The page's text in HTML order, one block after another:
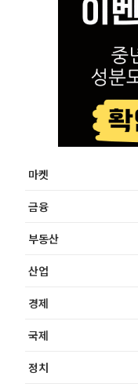
마켓
금융
부동산
산업
경제
국제
정치